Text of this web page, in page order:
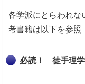
各学派にとらわれな
考書籍は以下を参照
必読！ 徒手理学